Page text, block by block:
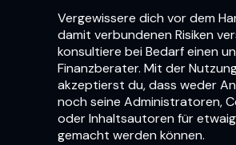
Vergewissere dich vor dem
damit verbundenen Risiken
konsultiere bei Bedarf einen
Finanzberater. Mit der
akzeptierst du, dass weder
noch seine Administratoren,
oder Inhaltsautoren für
gemacht werden können.